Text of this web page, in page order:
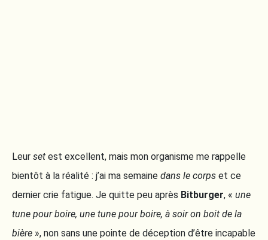
Leur set est excellent, mais mon organisme me rappelle
bientôt à la réalité : j’ai ma semaine dans le corps et ce
dernier crie fatigue. Je quitte peu après Bitburger, « une
tune pour boire, une tune pour boire, à soir on boit de la
bière », non sans une pointe de déception d’être incapable